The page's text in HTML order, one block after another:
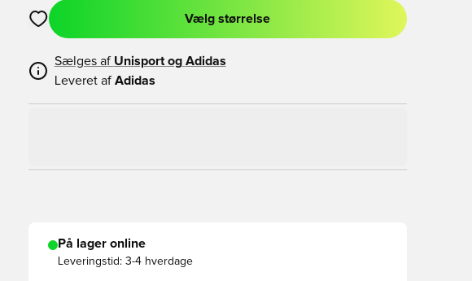
Åbner en Modal til at logge ind eller tilmelde dig som medlem
Vælg størrelse
Sælges af Unisport og Adidas
Leveret af Adidas
På lager online
Leveringstid: 3-4 hverdage